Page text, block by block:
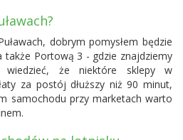
dobrym pomysłem będzie
także Portową 3 - gdzie znajdziemy
wiedzieć, że niektóre sklepy w
za postój dłuższy niż 90 minut,
samochodu przy marketach warto